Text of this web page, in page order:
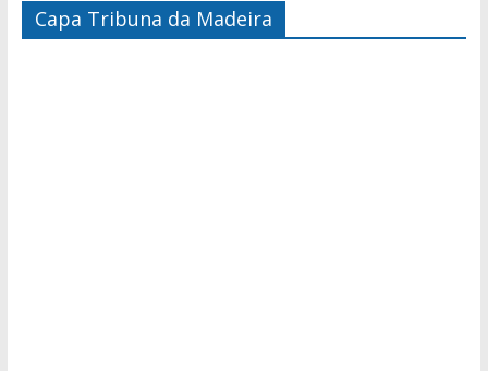
Capa Tribuna da Madeira